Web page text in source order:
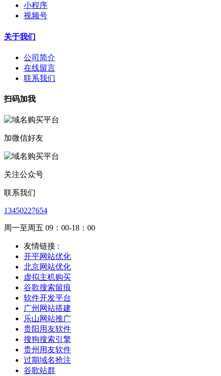
小程序
视频号
关于我们
公司简介
在线留言
联系我们
扫码加我
加微信好友
关注公众号
联系我们
13450227654
周一至周五 09：00-18：00
友情链接 :
开平网站优化
北京网站优化
虚拟主机购买
谷歌搜索留痕
软件开发平台
广州网站搭建
乐山网站推广
贵阳用友软件
搜狗搜索引擎
贵州用友软件
过期域名抢注
谷歌站群